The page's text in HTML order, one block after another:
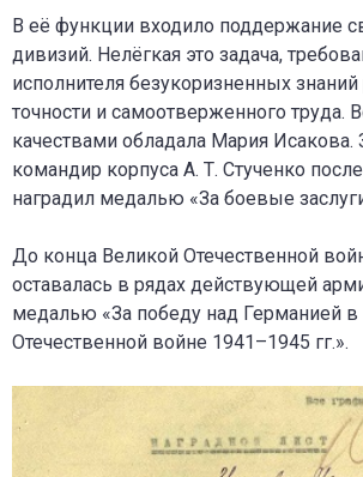
В её функции входило поддержание
дивизий. Нелёгкая это задача,
исполнителя безукоризненных знаний
точности и самоотверженного труда.
качествами обладала Мария Исакова.
командир корпуса А. Т. Стученко
наградил медалью «За боевые
До конца Великой Отечественной
оставалась в рядах действующей
медалью «За победу над Германией
Отечественной войне 1941–1945 гг.».